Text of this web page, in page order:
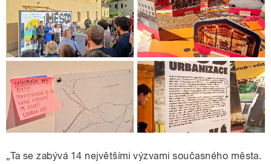
„Ta se zabývá 14 největšími výzvami současného města.